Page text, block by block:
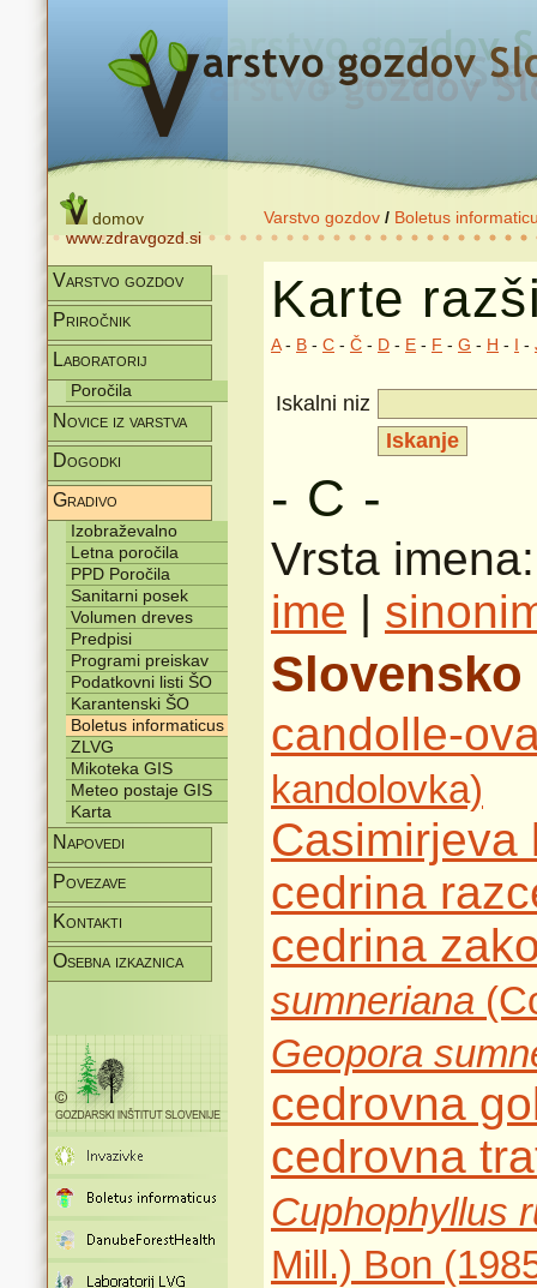
domov
www.zdravgozd.si
Varstvo gozdov / Boletus
Varstvo gozdov
Priročnik
Laboratorij
Poročila
Novice iz varstva
Dogodki
Gradivo
Izobraževalno
Letna poročila
PPD Poročila
Sanitarni posek
Volumen dreves
Predpisi
Programi preiskav
Podatkovni listi ŠO
Karantenski ŠO
Boletus informaticus
ZLVG
Mikoteka GIS
Meteo postaje GIS
Karta
Napovedi
Povezave
Kontakti
Osebna izkaznica
Karte
A- B - C - Č - D - E - F - G - H - -
Iskalni niz
- C -
Vrsta
ime |
Slovensko
candolle-
kandolovka)
Casimirjeva
cedrina
cedrina
sumneriana
Geopora
cedrovna
cedrovna
Cuphophyllus
Mill.) Bon